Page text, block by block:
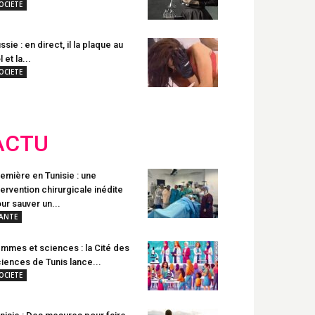
: en direct, il la plaque au
et la...
en Tunisie : une
chirurgicale inédite
sauver un...
et sciences : la Cité des
de Tunis lance...